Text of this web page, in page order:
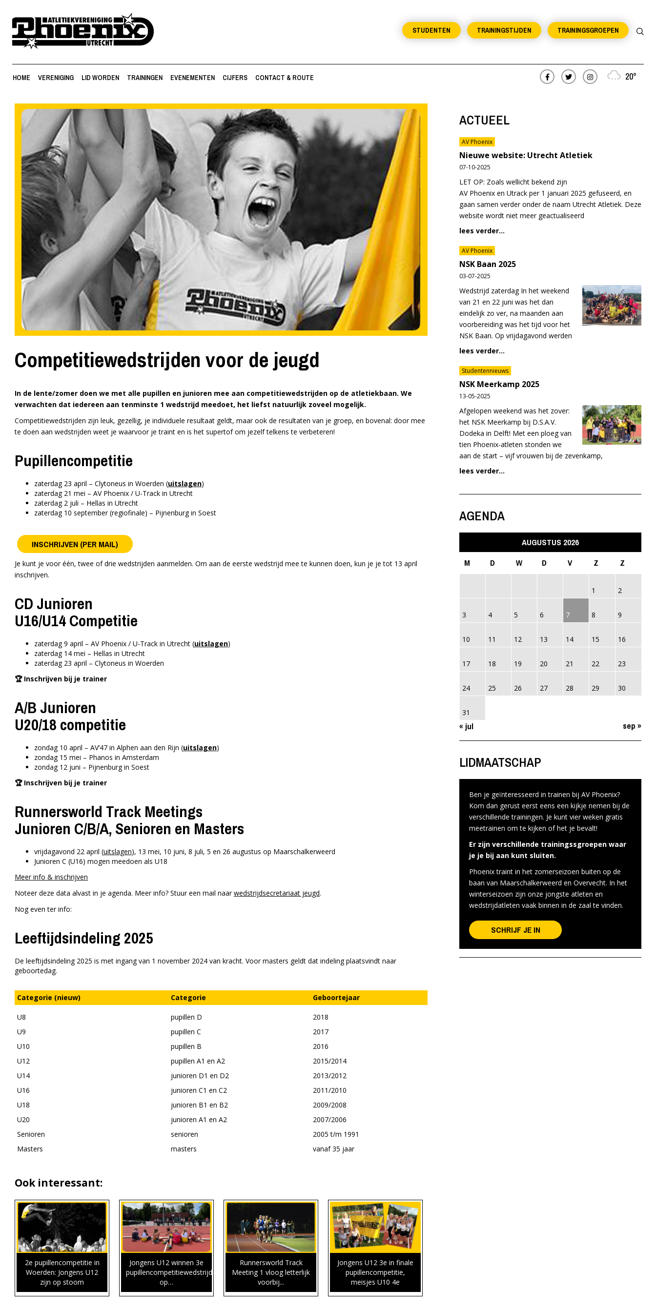
TRAININGSGROEPEN
TRAININGSTIJDEN
STUDENTEN
HOME VERENIGING LID WORDEN TRAININGEN EVENEMENTEN CIJFERS CONTACT & ROUTE 20°
Competitiewedstrijden voor de jeugd
In de lente/zomer doen we met alle pupillen en junioren mee aan competitiewedstrijden op de atletiekbaan. We
verwachten dat iedereen aan tenminste 1 wedstrijd meedoet, het liefst natuurlijk zoveel mogelijk.
Competitiewedstrijden zijn leuk, gezellig, je individuele resultaat geldt, maar ook de resultaten van je groep, en bovenal: door mee
te doen aan wedstrijden weet je waarvoor je traint en is het supertof om jezelf telkens te verbeteren!
Pupillencompetitie
zaterdag 23 april – Clytoneus in Woerden (uitslagen)
zaterdag 21 mei – AV Phoenix / U-Track in Utrecht
zaterdag 2 juli – Hellas in Utrecht
zaterdag 10 september (regiofinale) – Pijnenburg in Soest
INSCHRIJVEN (PER MAIL)
Je kunt je voor één, twee of drie wedstrijden aanmelden. Om aan de eerste wedstrijd mee te kunnen doen, kun je je tot 13 april
inschrijven.
CD Junioren
U16/U14 Competitie
zaterdag 9 april – AV Phoenix / U-Track in Utrecht (uitslagen)
zaterdag 14 mei – Hellas in Utrecht
zaterdag 23 april – Clytoneus in Woerden
🏆 Inschrijven bij je trainer
A/B Junioren
U20/18 competitie
zondag 10 april – AV’47 in Alphen aan den Rijn (uitslagen)
zondag 15 mei – Phanos in Amsterdam
zondag 12 juni – Pijnenburg in Soest
🏆 Inschrijven bij je trainer
Runnersworld Track Meetings
Junioren C/B/A, Senioren en Masters
vrijdagavond 22 april (uitslagen), 13 mei, 10 juni, 8 juli, 5 en 26 augustus op Maarschalkerweerd
Junioren C (U16) mogen meedoen als U18
Meer info & inschrijven
Noteer deze data alvast in je agenda. Meer info? Stuur een mail naarwedstrijdsecretariaat jeugd.
Nog even ter info:
Leeftijdsindeling 2025
De leeftijdsindeling 2025 is met ingang van 1 november 2024 van kracht. Voor masters geldt dat indeling plaatsvindt naar
geboortedag.
Categorie (nieuw) Categorie Geboortejaar
U8 pupillen D
2018
U9
pupillen C
2017
U10
pupillen B
2016
U12
pupillen A1 en A2
2015/2014
U14
junioren D1 en D2
2013/2012
U16
junioren C1 en C2
2011/2010
U18
junioren B1 en B2
2009/2008
U20
junioren A1 en A2
2007/2006
Senioren
senioren
2005 t/m 1991
Masters
masters vanaf 35 jaar
Ook interessant:
2e pupillencompetitie in
Woerden: Jongens U12
zijn op stoom
Jongens U12 winnen 3e
pupillencompetitiewedstrijd
op…
Runnersworld Track
Meeting 1 vloog letterlijk
voorbij...
Jongens U12 3e in finale
pupillencompetitie,
meisjes U10 4e
ACTUEEL
AV Phoenix
Nieuwe website: Utrecht Atletiek
07-10-2025
LET OP: Zoals wellicht bekend zijn
AV Phoenix en Utrack per 1 januari 2025 gefuseerd, en
gaan samen verder onder de naam Utrecht Atletiek. Deze
website wordt niet meer geactualiseerd
lees verder...
AV Phoenix
NSK Baan 2025
03-07-2025
Wedstrijd zaterdag In het weekend
van 21 en 22 juni was het dan
eindelijk zo ver, na maanden aan
voorbereiding was het tijd voor het
NSK Baan. Op vrijdagavond werden
lees verder...
Studentennieuws
NSK Meerkamp 2025
13-05-2025
Afgelopen weekend was het zover:
het NSK Meerkamp bij D.S.A.V.
Dodeka in Delft! Met een ploeg van
tien Phoenix-atleten stonden we
aan de start – vijf vrouwen bij de zevenkamp,
lees verder...
AGENDA
AUGUSTUS 2026
M
D W D V Z Z
1 2
3 4 5 6 7 8 9
10 11 12 13 14 15 16
17 18 19 20 21 22 23
24 25 26 27 28 29 30
31
« jul sep »
LIDMAATSCHAP
Ben je geïnteresseerd in trainen bij AV Phoenix?
Kom dan gerust eerst eens een kijkje nemen bij de
verschillende trainingen. Je kunt vier weken gratis
meetrainen om te kijken of het je bevalt!
Er zijn verschillende trainingssgroepen waar
je je bij aan kunt sluiten.
Phoenix traint in het zomerseizoen buiten op de
baan van Maarschalkerweerd en Overvecht. In het
winterseizoen zijn onze jongste atleten en
wedstrijdatleten vaak binnen in de zaal te vinden.
SCHRIJF JE IN